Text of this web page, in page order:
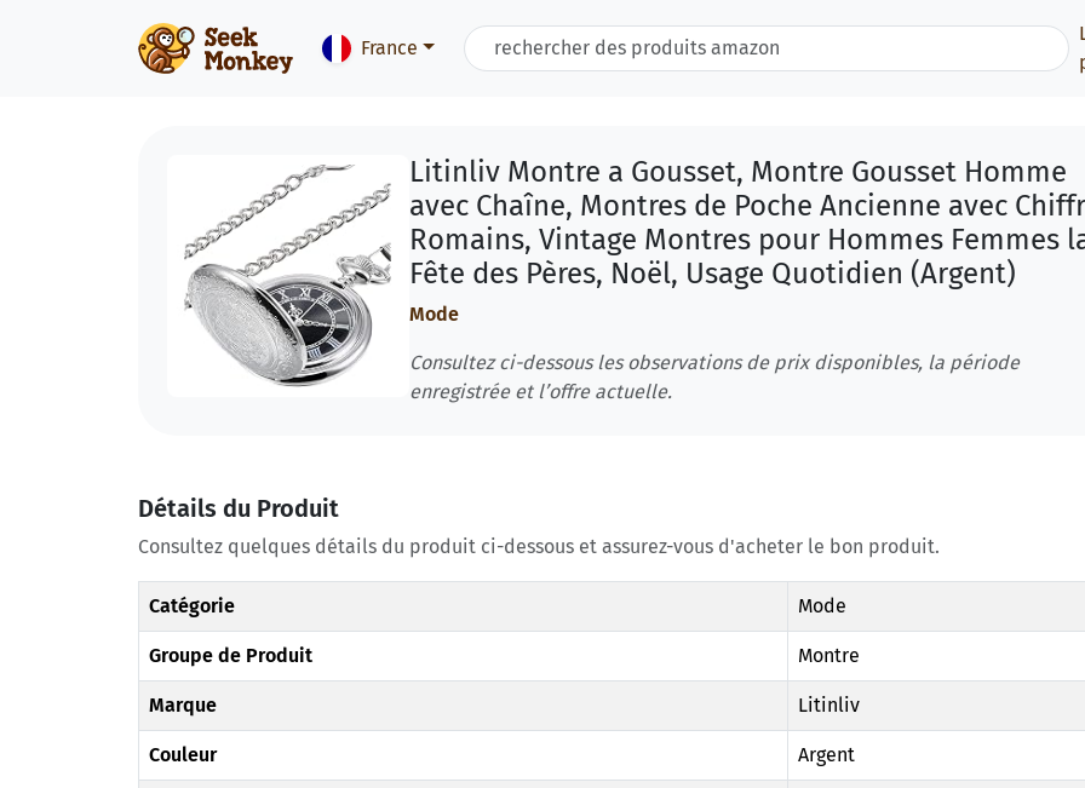
France
Litinliv Montre a Gousset, Montre Gousset Homme
avec Chaîne, Montres de Poche Ancienne avec
Romains, Vintage Montres pour Hommes Femmes
Fête des Pères, Noël, Usage Quotidien (Argent)
Mode
Consultez ci-dessous les observations de prix disponibles, la période
enregistrée et l’offre actuelle.
Détails du Produit
Consultez quelques détails du produit ci-dessous et assurez-vous d'acheter le bon produit.
Catégorie Mode
Groupe de Produit Montre
Marque Litinliv
Couleur Argent